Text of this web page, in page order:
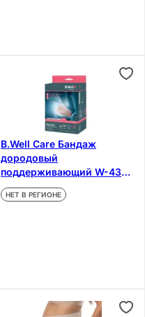
B.Well Care Бандаж
дородовый
поддерживающий W-431
размер S
НЕТ В РЕГИОНЕ